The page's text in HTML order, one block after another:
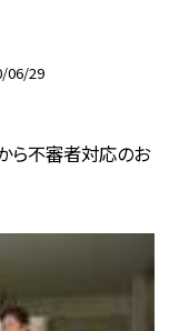
06/29
ら不審者対応のお